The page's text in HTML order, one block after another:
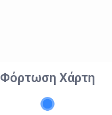
Φόρτωση Χάρτη